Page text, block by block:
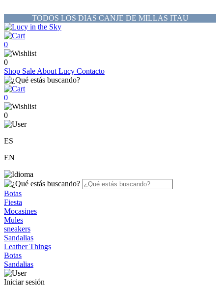
TODOS LOS DIAS CANJE DE MILLAS ITAU
0
0
Shop Sale About Lucy Contacto
0
0
ES
EN
Botas
Fiesta
Mocasines
Mules
sneakers
Sandalias
Leather Things
Botas
Sandalias
Iniciar sesión